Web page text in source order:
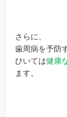
さらに、
歯周病を予防
ひいては健康
ます。